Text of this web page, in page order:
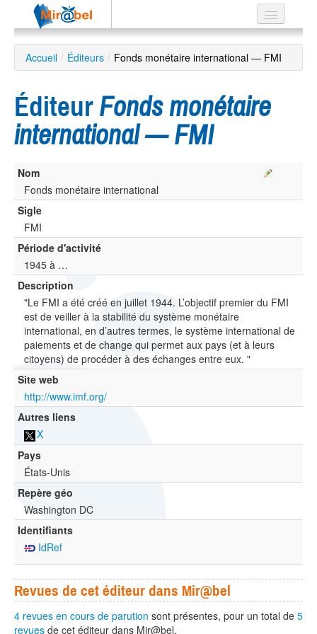
Le réseau
Soutien
Listes
Recherche
avancée
EN
ES
?
Accueil / Éditeurs / Fonds monétaire international — FMI
Éditeur Fonds monétaire
international — FMI
Nom
Fonds monétaire international
Sigle
FMI
Période d'activité
1945 à …
Description
"Le FMI a été créé en juillet 1944. L’objectif premier du FMI
est de veiller à la stabilité du système monétaire
international, en d’autres termes, le système international de
paiements et de change qui permet aux pays (et à leurs
citoyens) de procéder à des échanges entre eux. "
Site web
http://www.imf.org/
Autres liens
X
Pays
États-Unis
Repère géo
Washington DC
Identifiants
IdRef
Revues de cet éditeur dans Mir@bel
4 revues en cours de parution sont présentes, pour un total de 5
revues de cet éditeur dans Mir@bel.